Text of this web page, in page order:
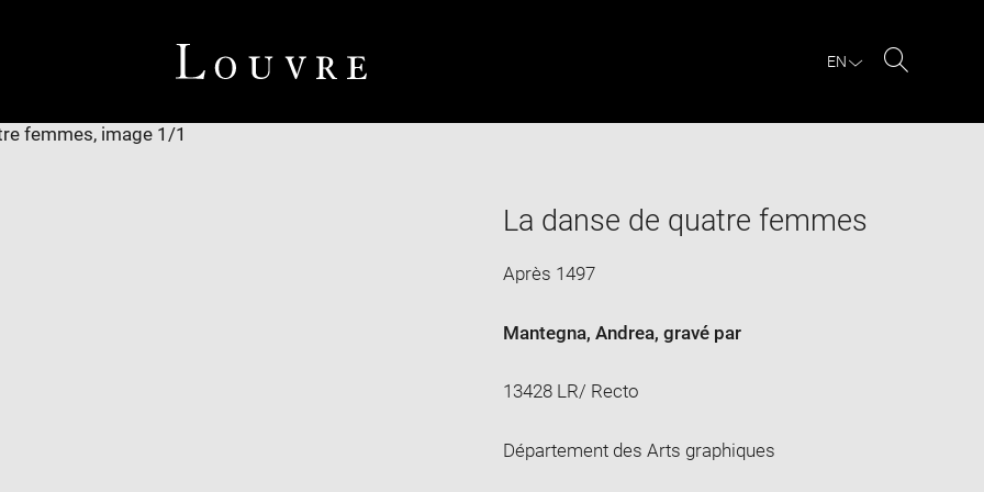
EN
La danse de quatre femmes
Après 1497
Mantegna, Andrea, gravé par
13428 LR/ Recto
Département des Arts graphiques